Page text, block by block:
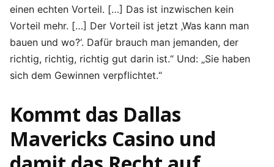
einen echten Vorteil. […] Das ist inzwischen kein
Vorteil mehr. […] Der Vorteil ist jetzt ‚Was kann man
bauen und wo?‘. Dafür brauch man jemanden, der
richtig, richtig, richtig gut darin ist.“ Und: „Sie haben
sich dem Gewinnen verpflichtet.“
Kommt das Dallas
Mavericks Casino und